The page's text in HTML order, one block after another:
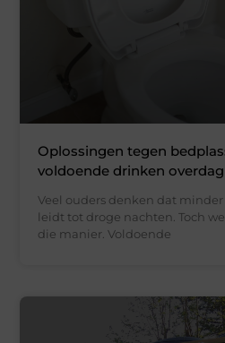
Oplossingen tegen
voldoende drinken overdag
Veel ouders denken dat
leidt tot droge nachten. Toch
die manier. Voldoende